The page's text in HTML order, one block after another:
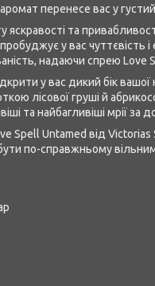
перенесе вас у
та
у вас
надаючи спрею Love
у вас дикий бік
лісової груші й
та найбагливіші мрії
Spell Untamed від
по-справжньому